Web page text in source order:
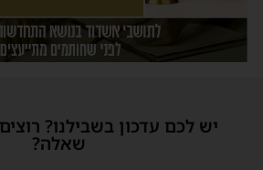
יש לכם עדכון בשבילנו?
שאלה?